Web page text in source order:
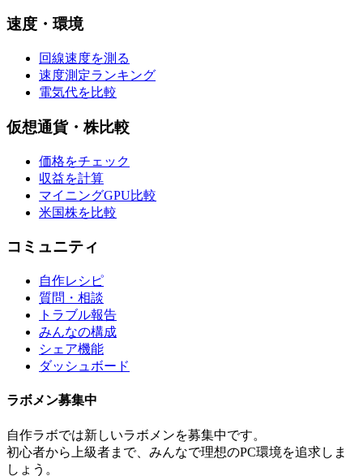
速度・環境
回線速度を測る
速度測定ランキング
電気代を比較
仮想通貨・株比較
価格をチェック
収益を計算
マイニングGPU比較
米国株を比較
コミュニティ
自作レシピ
質問・相談
トラブル報告
みんなの構成
シェア機能
ダッシュボード
ラボメン募集中
自作ラボでは新しいラボメンを募集中です。
初心者から上級者まで、みんなで理想のPC環境を追求しま
しょう。